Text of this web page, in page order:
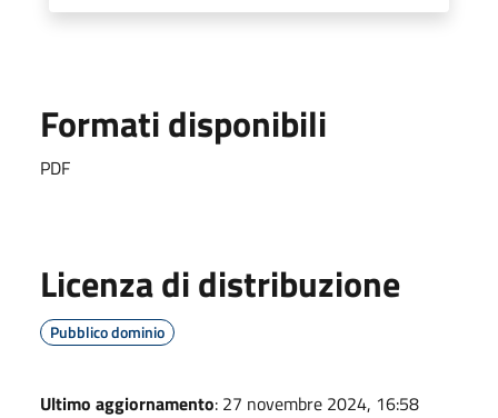
Formati disponibili
PDF
Licenza di distribuzione
Pubblico dominio
Ultimo aggiornamento: 27 novembre 2024, 16:58